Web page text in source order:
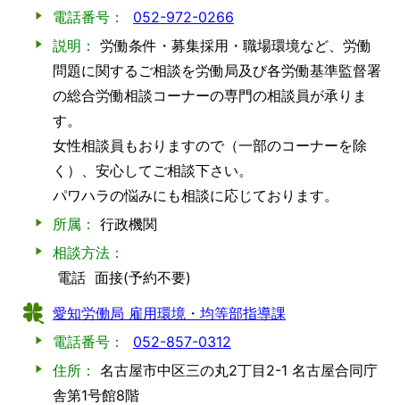
電話番号：
052-972-0266
説明： 労働条件・募集採用・職場環境など、労働
問題に関するご相談を労働局及び各労働基準監督署
の総合労働相談コーナーの専門の相談員が承りま
す。
女性相談員もおりますので（一部のコーナーを除
く）、安心してご相談下さい。
パワハラの悩みにも相談に応じております。
所属： 行政機関
相談方法：
電話 面接(予約不要)
愛知労働局 雇用環境・均等部指導課
電話番号：
052-857-0312
住所： 名古屋市中区三の丸2丁目2-1 名古屋合同庁
舎第1号館8階